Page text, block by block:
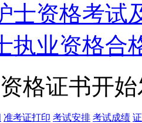
士资格考试
执业资格合
格证书开
准考证打印 考试安排 考试成绩